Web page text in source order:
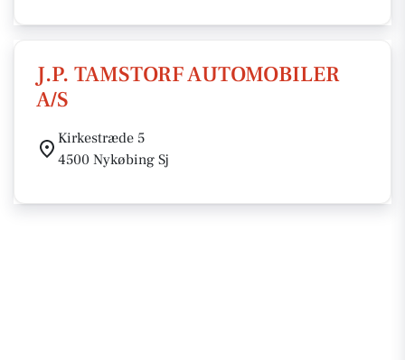
J.P. TAMSTORF AUTOMOBILER
A/S
Kirkestræde 5
4500 Nykøbing Sj